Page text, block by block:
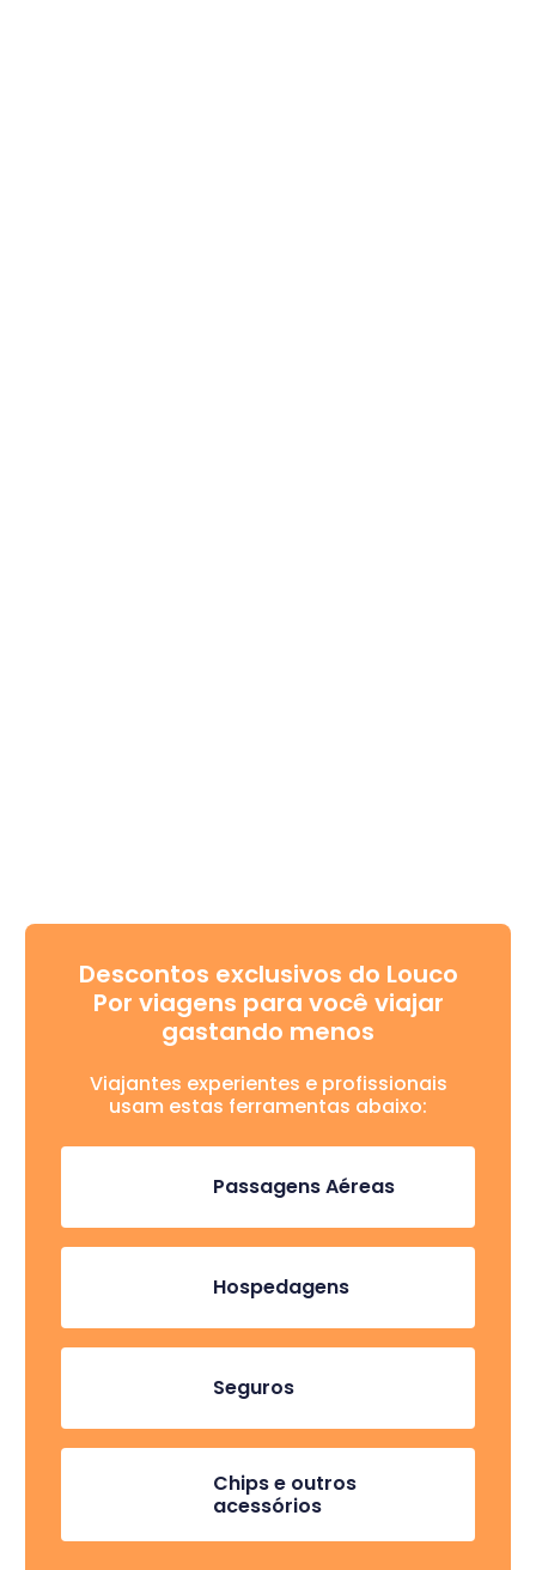
Descontos exclusivos do Louco
Por viagens para você viajar
gastando menos
Viajantes experientes e profissionais
usam estas ferramentas abaixo:
Passagens Aéreas
Hospedagens
Seguros
Chips e outros
acessórios